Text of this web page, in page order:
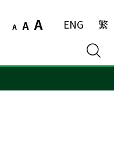
A A A ENG 繁